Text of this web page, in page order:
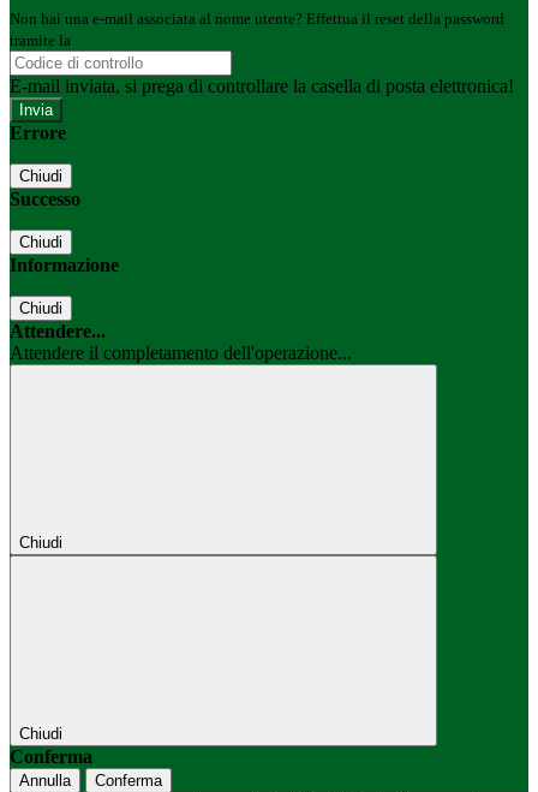
Non hai una e-mail associata al nome utente? Effettua il reset della password
tramite la
E-mail inviata, si prega di controllare la casella di posta elettronica!
Errore
Chiudi
Successo
Chiudi
Informazione
Chiudi
Attendere...
Attendere il completamento dell'operazione...
Chiudi
Chiudi
Conferma
Annulla Conferma